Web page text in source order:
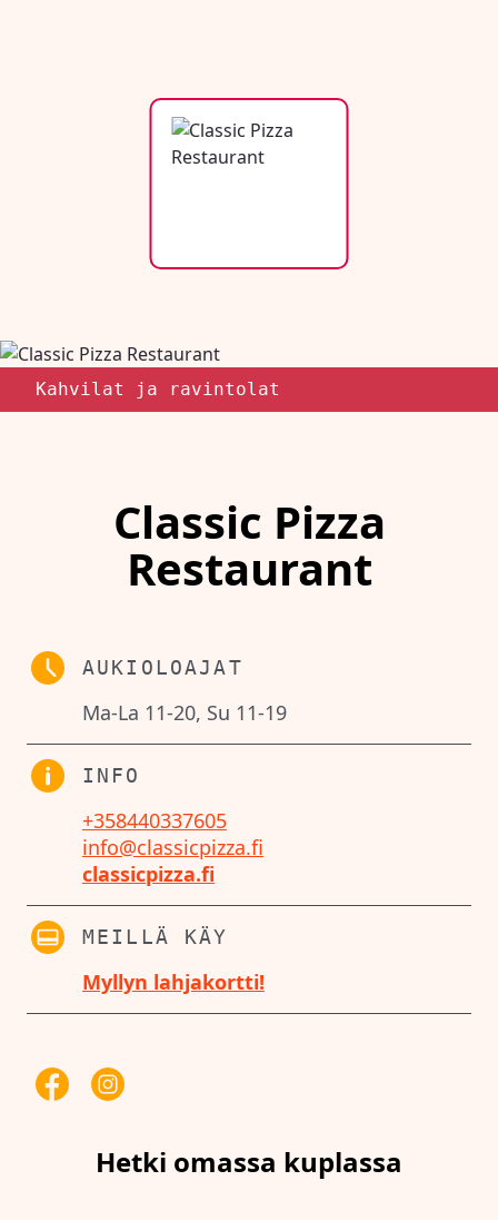
Kahvilat ja ravintolat
Classic Pizza
Restaurant
AUKIOLOAJAT
Ma-La 11-20, Su 11-19
INFO
+358440337605
info@classicpizza.fi
classicpizza.fi
MEILLÄ KÄY
Myllyn lahjakortti!
Hetki omassa kuplassa